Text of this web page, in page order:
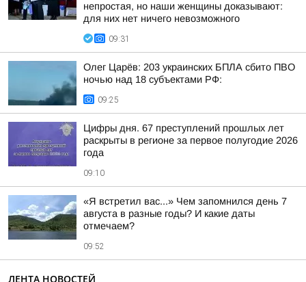
непростая, но наши женщины доказывают:
для них нет ничего невозможного
09:31
Олег Царёв: 203 украинских БПЛА сбито ПВО
ночью над 18 субъектами РФ:
09:25
Цифры дня. 67 преступлений прошлых лет
раскрыты в регионе за первое полугодие 2026
года
09:10
«Я встретил вас...» Чем запомнился день 7
августа в разные годы? И какие даты
отмечаем?
09:52
ЛЕНТА НОВОСТЕЙ